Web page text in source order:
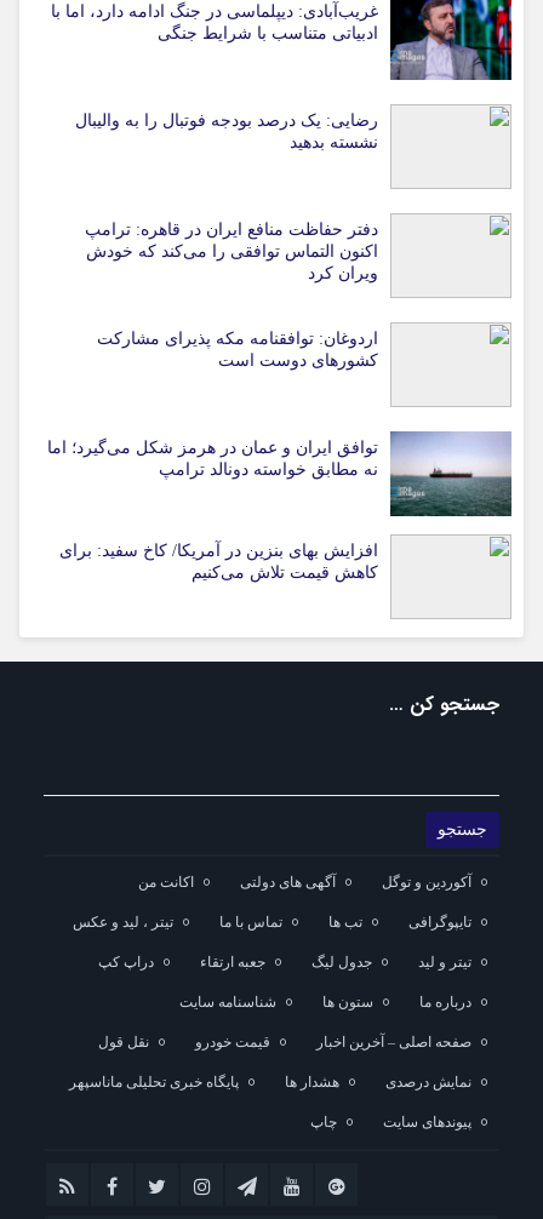
غریب‌آبادی: دیپلماسی در جنگ ادامه دارد، اما با
ادبیاتی متناسب با شرایط جنگی
رضایی: یک درصد بودجه فوتبال را به والیبال
نشسته بدهید
دفتر حفاظت منافع ایران در قاهره: ترامپ
اکنون التماس توافقی را می‌کند که خودش
ویران کرد
اردوغان: توافقنامه مکه پذیرای مشارکت
کشورهای دوست است
توافق ایران و عمان در هرمز شکل می‌گیرد؛ اما
نه مطابق خواسته دونالد ترامپ
افزایش بهای بنزین در آمریکا/ کاخ سفید: برای
کاهش قیمت تلاش می‌کنیم
جستجو کن …
آکوردین و توگل آگهی های دولتی اکانت من
تایپوگرافی تب ها تماس با ما تیتر ، لید و عکس
تیتر و لید جدول لیگ جعبه ارتقاء دراپ کپ
درباره ما ستون ها شناسنامه سایت
صفحه اصلی – آخرین اخبار قیمت خودرو نقل قول
نمایش درصدی هشدار ها پایگاه خبری تحلیلی ماناسپهر
پیوندهای سایت چاپ